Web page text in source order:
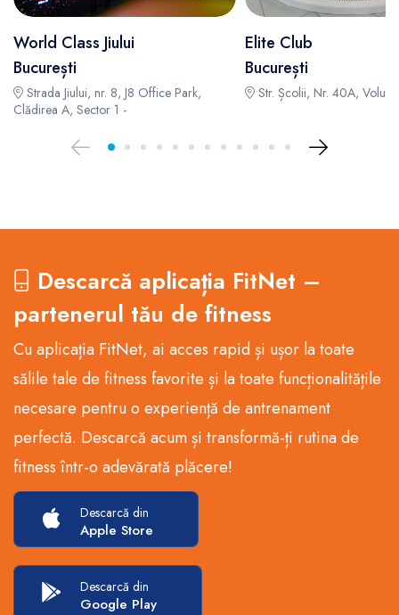
World Class Jiului
București
Strada Jiului, nr. 8, J8 Office Park,
Clădirea A, Sector 1 -
Elite Club
București
Str. Școlii, Nr. 40A,
Descarcă aplicația FitNet –
partenerul tău de fitness
Cu aplicația FitNet, ai acces rapid și ușor la toate
sălile tale de fitness favorite și la toate funcționalitățile
necesare pentru o experiență de antrenament
perfectă. Descarcă acum și transformă-ți rutina de
fitness într-o adevărată plăcere!
Descarcă din
Apple Store
Descarcă din
Google Play